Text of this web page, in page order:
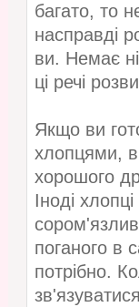
багато, то
насправді
ви. Немає
ці речі
Якщо ви
хлопцями,
хорошого
Іноді
поганого в
потрібно.